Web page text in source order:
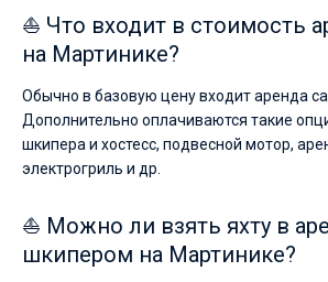
⛵ Что входит в стоимость
на Мартинике?
Обычно в базовую цену входит аренда
Дополнительно оплачиваются такие
шкипера и хостесс, подвесной мотор,
электрогриль и др.
⛵ Можно ли взять яхту в
шкипером на Мартинике?